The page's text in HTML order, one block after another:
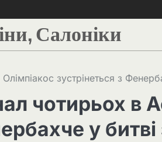
Салоніки
зустрінеться з
чотирьох в
у битві